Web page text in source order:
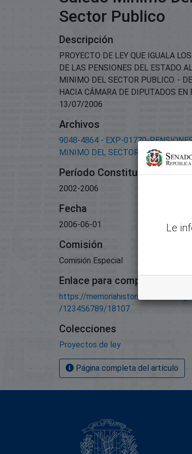
Sector Publico
Descripción
PROYECTO DE LEY QUE IGUALA
DE LAS PENSIONES DEL ESTADO
MINIMO DEL SECTOR PUBLICO. -
HACIA CÁMARA DE DIPUTADOS EN
13/07/2006
Archivos
9048-4864 - EXP-01770-
MINIMO DEL SECTOR PUBLICO.pdf
Período Constitucional
2002-2006
Fecha
2006-06-01
Comisión
Comisión Especial
Enlace para compartir este
https://
/123456789/18107
Colecciones
Proyectos de ley
Página completa del artículo
Le